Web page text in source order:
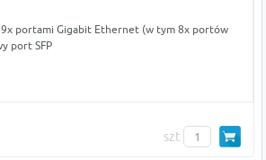
portami Gigabit Ethernet (w tym 8x portów
port SFP
szt